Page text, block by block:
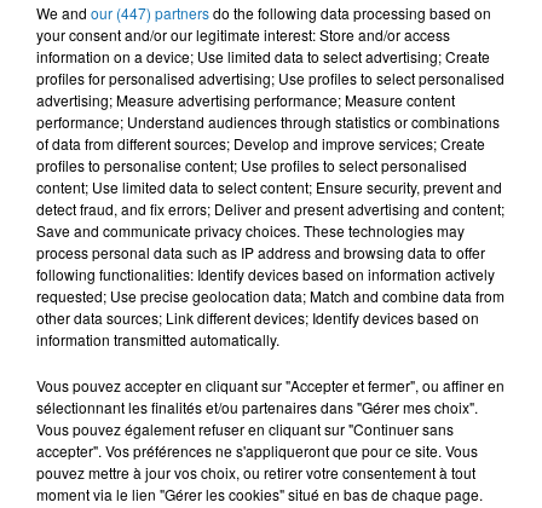
8 août 2019
85ÈME FÉMINICIDE DE L'ANNÉE. UNE FEMME ENCEINTE TUÉE DE
TROIS COUPS...
Le compteur du nombre de féminicide s'écoule mortellement
mois après mois et ne contredit pas les statistiques d'une
femme tuée tous les 2 jours et demi. À...
We and our (447) partnersdo the following data processing based on
your consent and/or our legitimate interest: Store and/or access
information on a device; Use limited data to select advertising; Create
profiles for personalised advertising; Use profiles to select personalised
advertising; Measure advertising performance; Measure content
performance; Understand audiences through statistics or combinations
of data from different sources; Develop and improve services; Create
profiles to personalise content; Use profiles to select personalised
content; Use limited data to select content; Ensure security, prevent and
detect fraud, and fix errors; Deliver and present advertising and content;
Save and communicate privacy choices. These technologies may
process personal data such as IP address and browsing data to offer
following functionalities: Identify devices based on information actively
requested; Use precise geolocation data; Match and combine data from
other data sources; Link different devices; Identify devices based on
information transmitted automatically.
Vous pouvez accepter en cliquant sur "Accepter et fermer", ou affiner en
sélectionnant les finalités et/ou partenaires dans "Gérer mes choix".
Vous pouvez également refuser en cliquant sur "Continuer sans
accepter". Vos préférences ne s'appliqueront que pour ce site. Vous
pouvez mettre à jour vos choix, ou retirer votre consentement à tout
moment via le lien "Gérer les cookies" situé en bas de chaque page.